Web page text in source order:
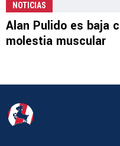
NOTICIAS
Alan Pulido es baja
molestia muscular